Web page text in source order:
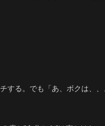
る。でも「あ、ボクは、